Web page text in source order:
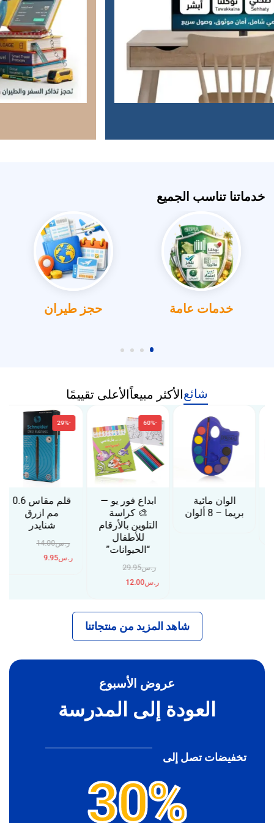
خدماتنا تناسب الجميع
خدمات عامة حجز طيران
شائعالأكثر مبيعاًالأعلى تقييمًا
الوان مائية
بريما – 8 ألوان
ابداع فور يو —
🎨 كراسة
التلوين بالأرقام
للأطفال
“الحيوانات”
ر.س29.95
ر.س12.00
قلم مقاس 0.6
مم ازرق
شنايدر
ر.س14.00
ر.س9.95
شاهد المزيد من منتجاتنا
عروض الأسبوع
العودة إلى المدرسة
تخفيضات تصل إلى
30%